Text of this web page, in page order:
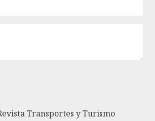
Transportes y Turismo